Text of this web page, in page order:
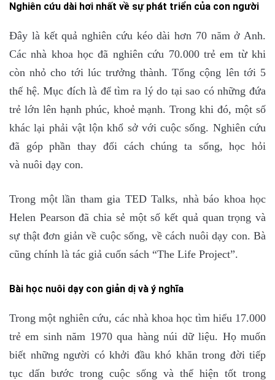
Nghiên cứu dài hơi nhất về sự phát triển của con người
Đây là kết quả nghiên cứu kéo dài hơn 70 năm ở Anh.
Các nhà khoa học đã nghiên cứu 70.000 trẻ em từ khi
còn nhỏ cho tới lúc trưởng thành. Tổng cộng lên tới 5
thế hệ. Mục đích là để tìm ra lý do tại sao có những đứa
trẻ lớn lên hạnh phúc, khoẻ mạnh. Trong khi đó, một số
khác lại phải vật lộn khổ sở với cuộc sống. Nghiên cứu
đã góp phần thay đổi cách chúng ta sống, học hỏi
và nuôi dạy con.
Trong một lần tham gia TED Talks, nhà báo khoa học
Helen Pearson đã chia sẻ một số kết quả quan trọng và
sự thật đơn giản về cuộc sống, về cách nuôi dạy con. Bà
cũng chính là tác giả cuốn sách “The Life Project”.
Bài học nuôi dạy con giản dị và ý nghĩa
Trong một nghiên cứu, các nhà khoa học tìm hiểu 17.000
trẻ em sinh năm 1970 qua hàng núi dữ liệu. Họ muốn
biết những người có khởi đầu khó khăn trong đời tiếp
tục dấn bước trong cuộc sống và thể hiện tốt trong